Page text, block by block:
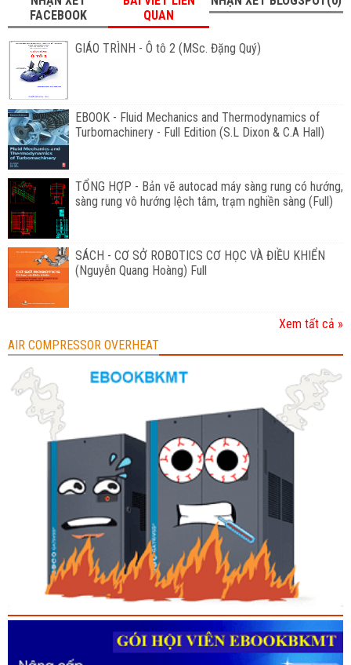
FACEBOOK
QUAN
GIÁO TRÌNH - Ô tô 2 (MSc. Đặng Quý)
EBOOK - Fluid Mechanics and Thermodynamics of
Turbomachinery - Full Edition (S.L Dixon & C.A Hall)
TỔNG HỢP - Bản vẽ autocad máy sàng rung có hướng,
sàng rung vô hướng lệch tâm, trạm nghiền sàng (Full)
SÁCH - CƠ SỞ ROBOTICS CƠ HỌC VÀ ĐIỀU KHIỂN
(Nguyễn Quang Hoàng) Full
Xem tất cả »
AIR COMPRESSOR OVERHEAT